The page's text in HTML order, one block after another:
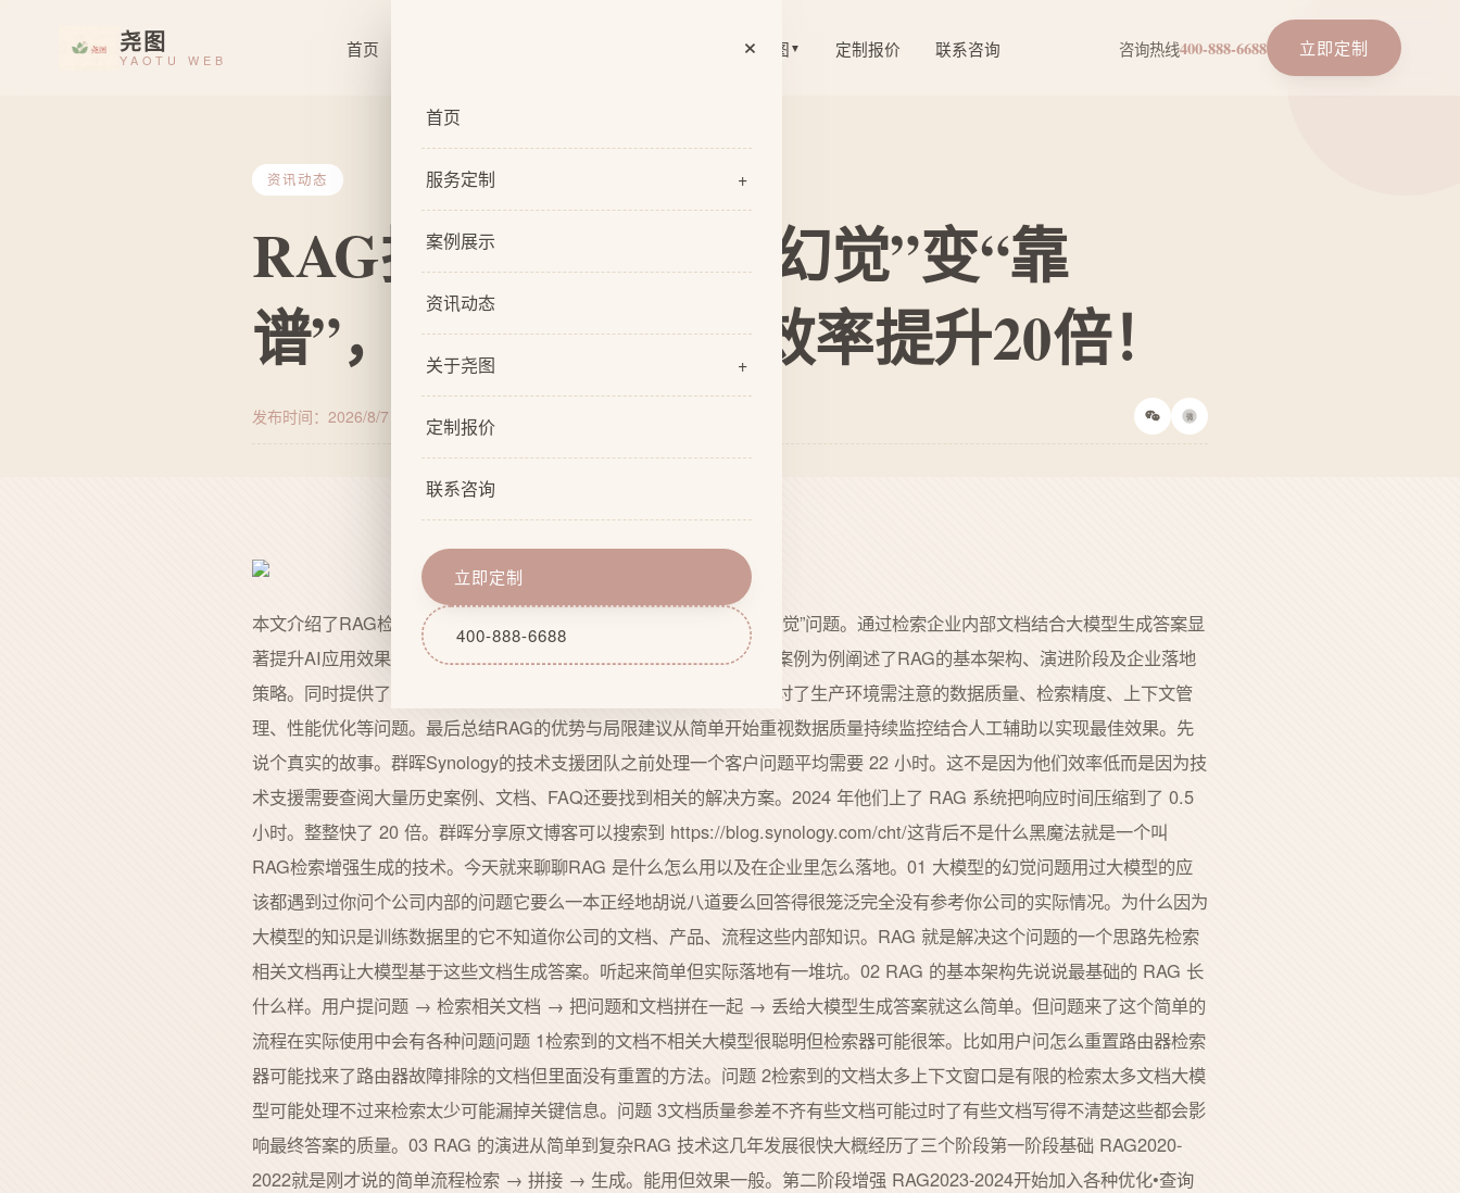
尧图
YAOTU WEB
首页 关于尧图 ▼ 定制报价 联系咨询 咨询热线400-888-6688 立即定制
×
首页
服务定制 +
服务总览
基础企业官网定制
自适应网站定制
网站原型设计
网站后期维护
案例展示
资讯动态
关于尧图 +
关于我们
设计团队
技术实力
定制报价
联系咨询
立即定制
400-888-6688
资讯动态
RAG技术：让AI从“幻觉”变“靠
谱”，群晖案例证明效率提升20倍！
发布时间：2026/8/7 1:34:46来源：尧图企业网站定制 微
本文介绍了RAG检索增强生成技术旨在解决大模型知识局限导致的“幻觉”问题。通过检索企业内部文档结合大模型生成答案显
著提升AI应用效果。文章以群晖技术支援团队将响应时间压缩20倍的案例为例阐述了RAG的基本架构、演进阶段及企业落地
策略。同时提供了使用LangChain搭建简单RAG系统的代码示例并探讨了生产环境需注意的数据质量、检索精度、上下文管
理、性能优化等问题。最后总结RAG的优势与局限建议从简单开始重视数据质量持续监控结合人工辅助以实现最佳效果。先
说个真实的故事。群晖Synology的技术支援团队之前处理一个客户问题平均需要 22 小时。这不是因为他们效率低而是因为技
术支援需要查阅大量历史案例、文档、FAQ还要找到相关的解决方案。2024 年他们上了 RAG 系统把响应时间压缩到了 0.5
小时。整整快了 20 倍。群晖分享原文博客可以搜索到 https://blog.synology.com/cht/这背后不是什么黑魔法就是一个叫
RAG检索增强生成的技术。今天就来聊聊RAG 是什么怎么用以及在企业里怎么落地。01 大模型的幻觉问题用过大模型的应
该都遇到过你问个公司内部的问题它要么一本正经地胡说八道要么回答得很笼泛完全没有参考你公司的实际情况。为什么因为
大模型的知识是训练数据里的它不知道你公司的文档、产品、流程这些内部知识。RAG 就是解决这个问题的一个思路先检索
相关文档再让大模型基于这些文档生成答案。听起来简单但实际落地有一堆坑。02 RAG 的基本架构先说说最基础的 RAG 长
什么样。用户提问题 → 检索相关文档 → 把问题和文档拼在一起 → 丢给大模型生成答案就这么简单。但问题来了这个简单的
流程在实际使用中会有各种问题问题 1检索到的文档不相关大模型很聪明但检索器可能很笨。比如用户问怎么重置路由器检索
器可能找来了路由器故障排除的文档但里面没有重置的方法。问题 2检索到的文档太多上下文窗口是有限的检索太多文档大模
型可能处理不过来检索太少可能漏掉关键信息。问题 3文档质量参差不齐有些文档可能过时了有些文档写得不清楚这些都会影
响最终答案的质量。03 RAG 的演进从简单到复杂RAG 技术这几年发展很快大概经历了三个阶段第一阶段基础 RAG2020-
2022就是刚才说的简单流程检索 → 拼接 → 生成。能用但效果一般。第二阶段增强 RAG2023-2024开始加入各种优化•查询